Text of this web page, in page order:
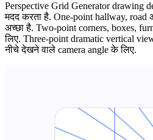
Perspective Grid Generator drawing
मदद करता है. One-point hallway,
अच्छा है. Two-point corners, boxes,
लिए. Three-point dramatic vertical
नीचे देखने वाले camera angle के लिए.